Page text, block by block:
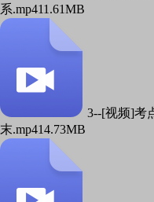
系.mp411.61MB
3--[视频]考
末.mp414.73MB